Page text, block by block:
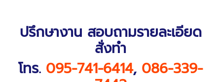
ปรึกษางาน สอบถามรายละเอียด
สั่งทำ
โทร. 095-741-6414, 086-339-